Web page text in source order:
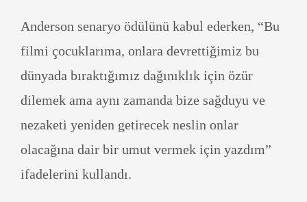
Anderson senaryo ödülünü kabul ederken, “Bu
filmi çocuklarıma, onlara devrettiğimiz bu
dünyada bıraktığımız dağınıklık için özür
dilemek ama aynı zamanda bize sağduyu ve
nezaketi yeniden getirecek neslin onlar
olacağına dair bir umut vermek için yazdım”
ifadelerini kullandı.